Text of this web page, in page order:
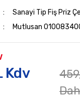
Sanayi Tip Fiş Priz
Mutlusan
Kdv